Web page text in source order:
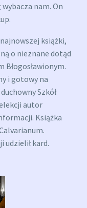
nam. On
książki,
o nieznane dotąd
Błogosławionym.
i gotowy na
Szkół
autor
Książka
kard.